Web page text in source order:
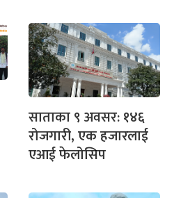
साताका ९ अवसर: १४६
रोजगारी, एक हजारलाई
एआई फेलोसिप